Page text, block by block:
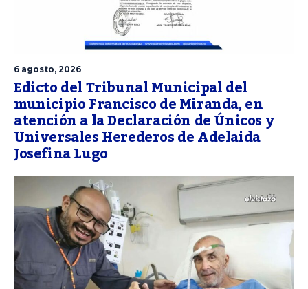
6 agosto, 2026
Edicto del Tribunal Municipal del
municipio Francisco de Miranda, en
atención a la Declaración de Únicos y
Universales Herederos de Adelaida
Josefina Lugo